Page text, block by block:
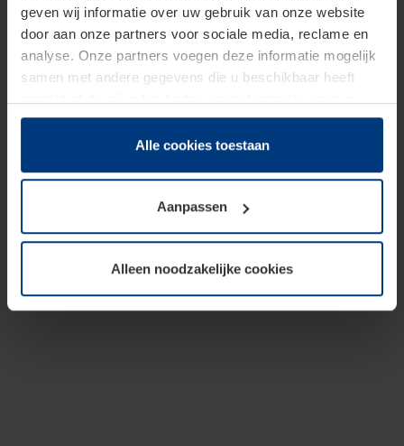
geven wij informatie over uw gebruik van onze website
door aan onze partners voor sociale media, reclame en
analyse. Onze partners voegen deze informatie mogelijk
samen met andere gegevens die u beschikbaar heeft
dienstverlening hebben verzameld.
Juridisch zijn wij gerechtigd om cookies op uw computer
onze pagina's absoluut noodzakelijk is. Voor alle andere
soorten cookies is uw toestemming vereist. Uw
toestemming kunt u op elk moment bij de uitleg van de
wijzigen of herroepen.
Alle cookies toestaan
Aanpassen
Alleen noodzakelijke cookies